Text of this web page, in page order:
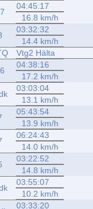
04:45:17
16.8 km/h
03:32:32
14.4 km/h
Vtg2 Hälta
04:38:16
17.2 km/h
03:03:04
13.1 km/h
05:43:54
13.9 km/h
06:24:43
14.0 km/h
03:22:52
14.8 km/h
03:55:07
10.2 km/h
03:33:20